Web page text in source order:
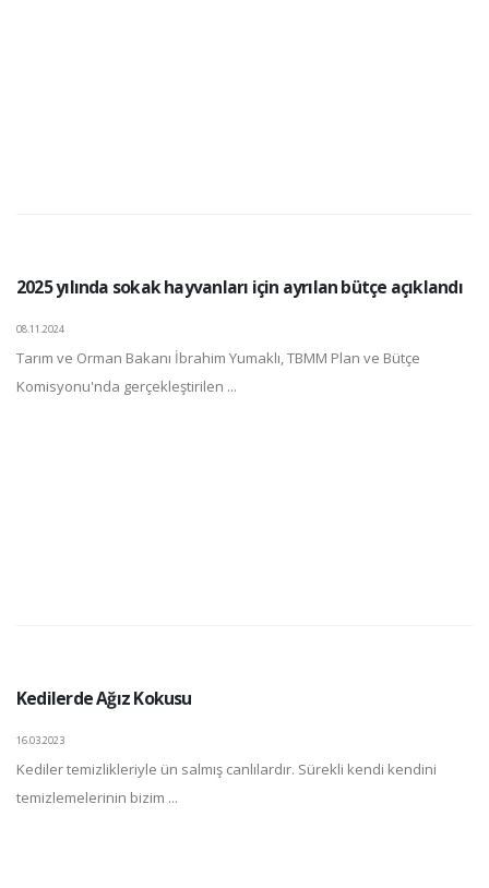
2025 yılında sokak hayvanları için ayrılan bütçe açıklandı
08.11.2024
Tarım ve Orman Bakanı İbrahim Yumaklı, TBMM Plan ve Bütçe
Komisyonu'nda gerçekleştirilen ...
Kedilerde Ağız Kokusu
16.03.2023
Kediler temizlikleriyle ün salmış canlılardır. Sürekli kendi kendini
temizlemelerinin bizim ...